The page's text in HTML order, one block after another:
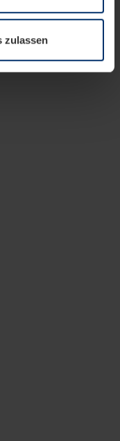
Sie jederzeit
ändern oder
zulassen